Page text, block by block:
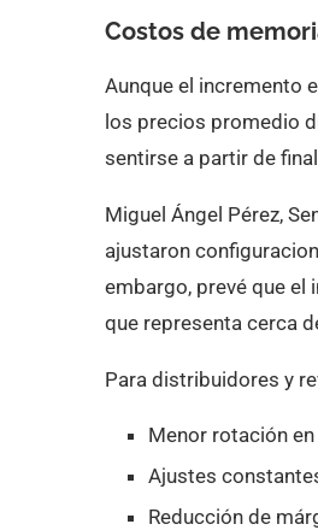
Costos de
Aunque el incremento
los precios promedio
sentirse a partir de
Miguel Ángel Pérez,
ajustaron
embargo, prevé que
que representa cerca
Para distribuidores y
Menor rotación
Ajustes
Reducción de